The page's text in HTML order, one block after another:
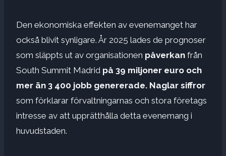
Den ekonomiska effekten av evenemanget har
också blivit synligare. År 2025 lades de prognoser
som släppts ut av organisationen påverkan från
South Summit Madrid på 39 miljoner euro och
mer än 3 400 jobb genererade. Naglar siffror
som förklarar förvaltningarnas och stora företags
intresse av att upprätthålla detta evenemang i
huvudstaden.